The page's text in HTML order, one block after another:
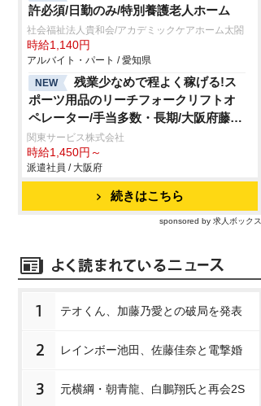
許必須/日勤のみ/特別養護老人ホーム
社会福祉法人貴和会/アカデミックケアホーム太閤
時給1,140円
アルバイト・パート / 愛知県
NEW
残業少なめで程よく稼げる!ス
ポーツ用品のリーチフォークリフトオ
ペレーター/手当多数・長期/大阪府藤井
寺津堂/フォークリフトオペレーター
関東サービス株式会社
時給1,450円～
派遣社員 / 大阪府
続きはこちら
sponsored by 求人ボックス
1 テオくん、加藤乃愛との破局を発表
2 レインボー池田、佐藤佳奈と電撃婚
3 元横綱・朝青龍、白鵬翔氏と再会2S